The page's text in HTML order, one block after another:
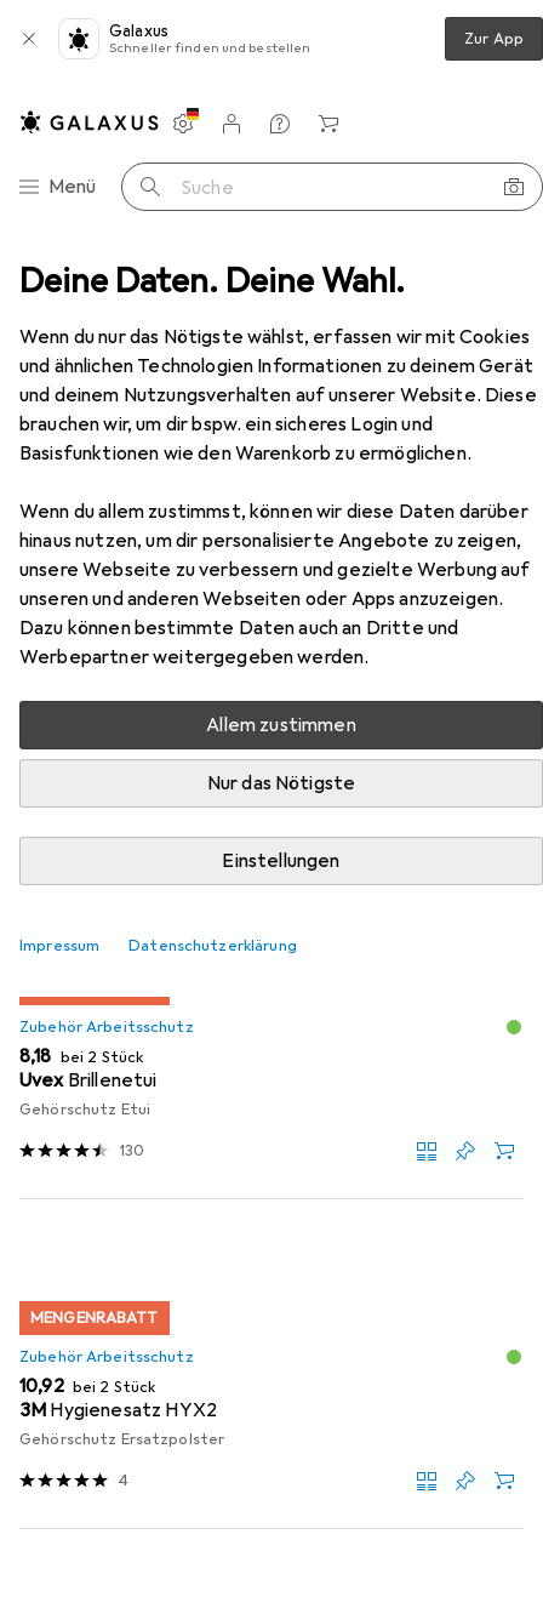
Deine Daten. Deine Wahl.
Wenn du nur das Nötigste wählst, erfassen wir mit Cookies
und ähnlichen Technologien Informationen zu deinem Gerät
und deinem Nutzungsverhalten auf unserer Website. Diese
brauchen wir, um dir bspw. ein sicheres Login und
Basisfunktionen wie den Warenkorb zu ermöglichen.
Wenn du allem zustimmst, können wir diese Daten darüber
hinaus nutzen, um dir personalisierte Angebote zu zeigen,
unsere Webseite zu verbessern und gezielte Werbung auf
unseren und anderen Webseiten oder Apps anzuzeigen.
Dazu können bestimmte Daten auch an Dritte und
Werbepartner weitergegeben werden.
Allem zustimmen
Nur das Nötigste
Einstellungen
Impressum Datenschutzerklärung
Galaxus
Schneller finden und bestellen Zur App
Navigation nach Kategorien
Menü Suche
Einstellungen
Kundenkonto
Vergleichslisten
Merklisten
Warenkorb
Safety headphones AM / FM with radio receiver
EUR
149,10
HoneywellSafety headphones AM /
FM with radio receiver
Zubehör für Honeywell Safety
headphones AM / FM with radio
receiver
Hier findest du passendes Zubehör zum Produkt
Honeywell Safety headphones AM / FM with radio
receiver aus der Kategorie Zubehör Arbeitsschutz.
Relevanz
Produktliste
Zubehör Arbeitsschutz
EUR
8,18 bei 2 Stück
Uvex Brillenetui
Gehörschutz Etui
130
MENGENRABATT
Zubehör Arbeitsschutz
EUR
10,92 bei 2 Stück
3M Hygienesatz HYX2
Gehörschutz Ersatzpolster
4